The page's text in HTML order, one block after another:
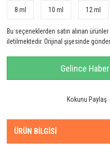
8 ml 10 ml 12 ml
Bu seçeneklerden satın alınan
iletilmektedir. Orijinal şişesinde
Gelince
Kokunu Paylaş
ÜRÜN BILGISI